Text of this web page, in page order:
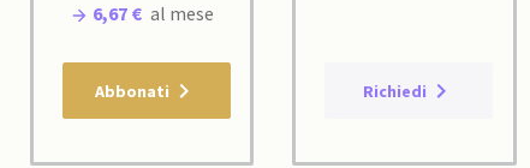
6,67 € al mese
Abbonati Richiedi